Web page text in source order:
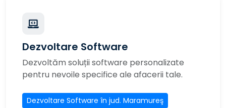
Dezvoltare Software
Dezvoltăm soluții software personalizate
pentru nevoile specifice ale afacerii tale.
Dezvoltare Software în jud. Maramureş